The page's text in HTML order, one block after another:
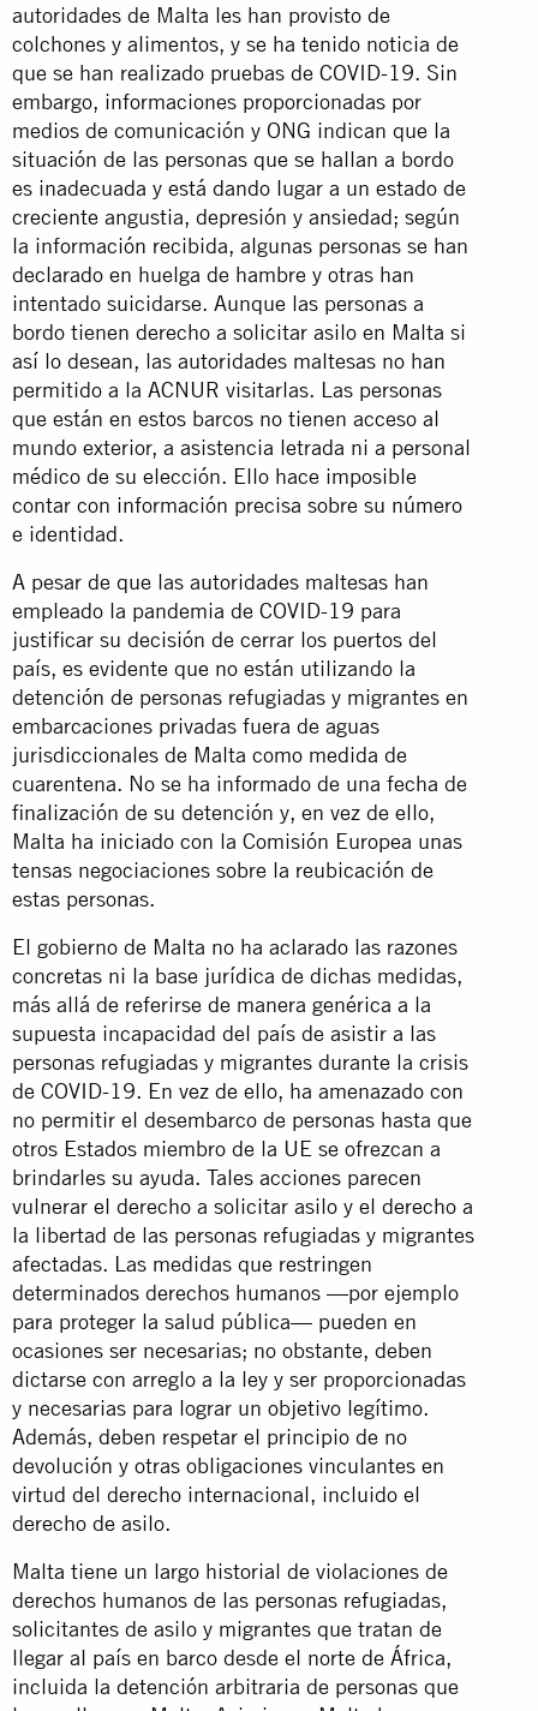
autoridades de Malta les han provisto de
colchones y alimentos, y se ha tenido noticia de
que se han realizado pruebas de COVID-19. Sin
embargo, informaciones proporcionadas por
medios de comunicación y ONG indican que la
situación de las personas que se hallan a bordo
es inadecuada y está dando lugar a un estado de
creciente angustia, depresión y ansiedad; según
la información recibida, algunas personas se han
declarado en huelga de hambre y otras han
intentado suicidarse. Aunque las personas a
bordo tienen derecho a solicitar asilo en Malta si
así lo desean, las autoridades maltesas no han
permitido a la ACNUR visitarlas. Las personas
que están en estos barcos no tienen acceso al
mundo exterior, a asistencia letrada ni a personal
médico de su elección. Ello hace imposible
contar con información precisa sobre su número
e identidad.
A pesar de que las autoridades maltesas han
empleado la pandemia de COVID-19 para
justificar su decisión de cerrar los puertos del
país, es evidente que no están utilizando la
detención de personas refugiadas y migrantes en
embarcaciones privadas fuera de aguas
jurisdiccionales de Malta como medida de
cuarentena. No se ha informado de una fecha de
finalización de su detención y, en vez de ello,
Malta ha iniciado con la Comisión Europea unas
tensas negociaciones sobre la reubicación de
estas personas.
El gobierno de Malta no ha aclarado las razones
concretas ni la base jurídica de dichas medidas,
más allá de referirse de manera genérica a la
supuesta incapacidad del país de asistir a las
personas refugiadas y migrantes durante la crisis
de COVID-19. En vez de ello, ha amenazado con
no permitir el desembarco de personas hasta que
otros Estados miembro de la UE se ofrezcan a
brindarles su ayuda. Tales acciones parecen
vulnerar el derecho a solicitar asilo y el derecho a
la libertad de las personas refugiadas y migrantes
afectadas. Las medidas que restringen
determinados derechos humanos —por ejemplo
para proteger la salud pública— pueden en
ocasiones ser necesarias; no obstante, deben
dictarse con arreglo a la ley y ser proporcionadas
y necesarias para lograr un objetivo legítimo.
Además, deben respetar el principio de no
devolución y otras obligaciones vinculantes en
virtud del derecho internacional, incluido el
derecho de asilo.
Malta tiene un largo historial de violaciones de
derechos humanos de las personas refugiadas,
solicitantes de asilo y migrantes que tratan de
llegar al país en barco desde el norte de África,
incluida la detención arbitraria de personas que